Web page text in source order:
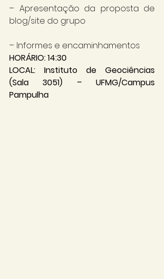
– Apresentação da proposta de
blog/site do grupo
– Informes e encaminhamentos
HORÁRIO: 14:30
LOCAL: Instituto de Geociências
(Sala 3051) – UFMG/Campus
Pampulha